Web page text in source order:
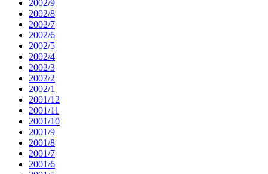
2002/9
2002/8
2002/7
2002/6
2002/5
2002/4
2002/3
2002/2
2002/1
2001/12
2001/11
2001/10
2001/9
2001/8
2001/7
2001/6